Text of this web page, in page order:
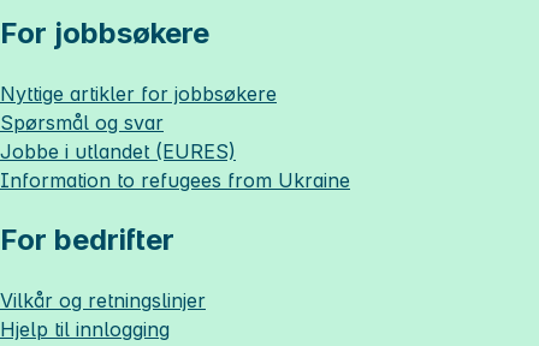
For jobbsøkere
Nyttige artikler for jobbsøkere
Spørsmål og svar
Jobbe i utlandet (EURES)
Information to refugees from Ukraine
For bedrifter
Vilkår og retningslinjer
Hjelp til innlogging